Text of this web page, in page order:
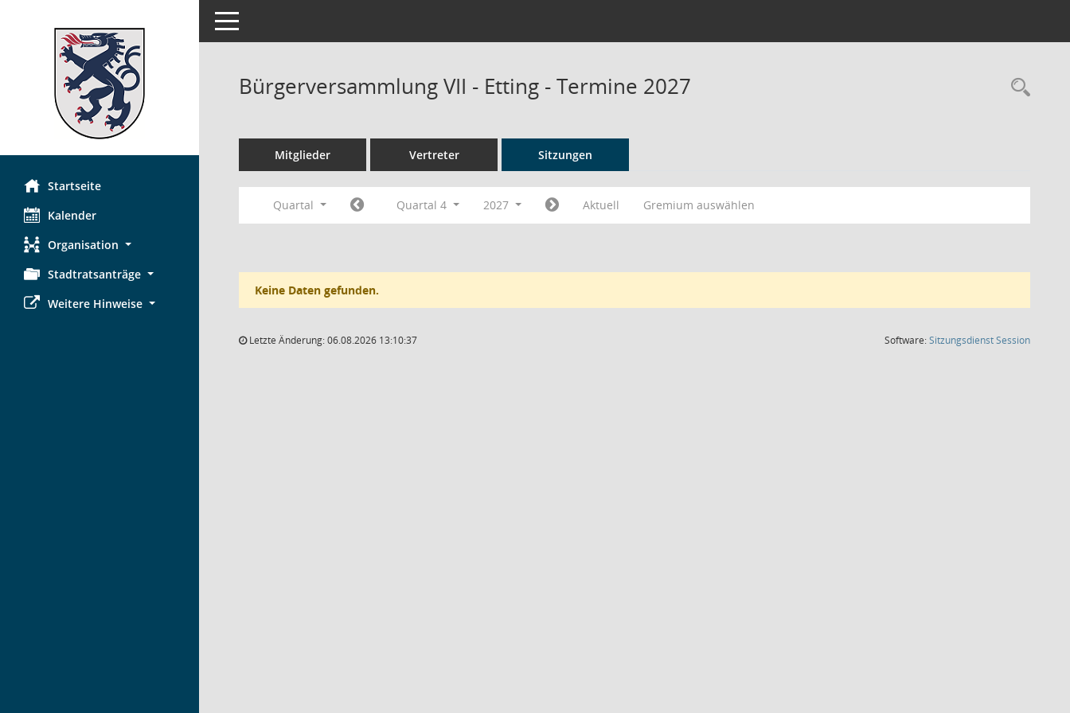
Startseite
Kalender
Organisation
Stadtratsanträge
Weitere Hinweise
Toggle navigation
Bürgerversammlung VII - Etting - Termine 2027
Mitglieder Vertreter Sitzungen
Quartal Quartal 4 2027 Aktuell Gremium auswählen
Keine Daten gefunden.
Letzte Änderung: 06.08.2026 13:10:37 Software:SitzungsdienstSession(Wird in